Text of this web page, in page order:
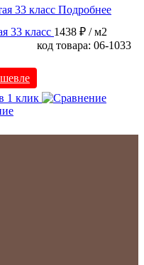
Подробнее
33 класс 1438 ₽ / м2
код товара: 06-1033
1 клик